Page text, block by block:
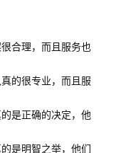
合理，而且服务也
的很专业，而且服
是正确的决定，他
是明智之举，他们